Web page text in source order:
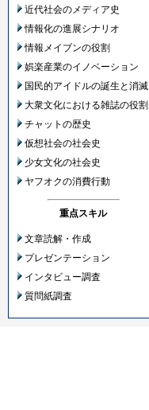
近代社会のメディア史
情報化の進展シナリオ
情報メイブンの役割
娯楽産業のイノベーション
国民的アイドルの誕生と消滅
大衆文化における雑誌の役割
チャットの歴史
仮想社会の社会史
少女文化の社会史
ヤフオクの消費行動
重点スキル
文章読解・作成
プレゼンテーション
インタビュー調査
質問紙調査